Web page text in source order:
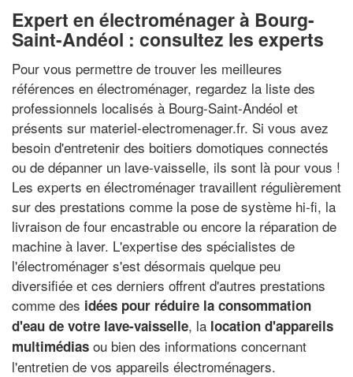
Expert en électroménager à Bourg-
Saint-Andéol : consultez les experts
Pour vous permettre de trouver les meilleures
références en électroménager, regardez la liste des
professionnels localisés à Bourg-Saint-Andéol et
présents sur materiel-electromenager.fr. Si vous avez
besoin d'entretenir des boitiers domotiques connectés
ou de dépanner un lave-vaisselle, ils sont là pour vous !
Les experts en électroménager travaillent régulièrement
sur des prestations comme la pose de système hi-fi, la
livraison de four encastrable ou encore la réparation de
machine à laver. L'expertise des spécialistes de
l'électroménager s'est désormais quelque peu
diversifiée et ces derniers offrent d'autres prestations
comme des idées pour réduire la consommation
d'eau de votre lave-vaisselle, la location d'appareils
multimédias ou bien des informations concernant
l'entretien de vos appareils électroménagers.